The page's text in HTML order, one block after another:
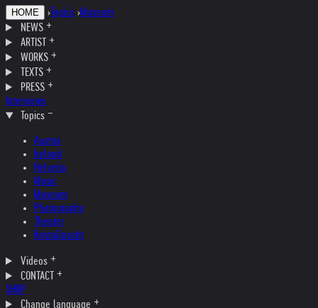
HOME › Topics ›Museum
NEWS
ARTIST
WORKS
TEXTS
PRESS
Interviews
Topics
Austria
Ireland
Helvetia
Music
Museum
Photography
Theater
Kristallnacht
Videos
CONTACT
SHOP
Change language